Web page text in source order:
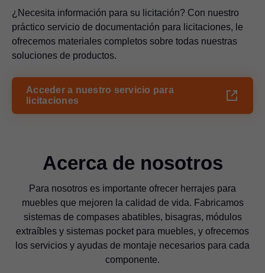
¿Necesita información para su licitación? Con nuestro
práctico servicio de documentación para licitaciones, le
ofrecemos materiales completos sobre todas nuestras
soluciones de productos.
Acceder a nuestro servicio para
licitaciones
Acerca de nosotros
Para nosotros es importante ofrecer herrajes para
muebles que mejoren la calidad de vida. Fabricamos
sistemas de compases abatibles, bisagras, módulos
extraíbles y sistemas pocket para muebles, y ofrecemos
los servicios y ayudas de montaje necesarios para cada
componente.